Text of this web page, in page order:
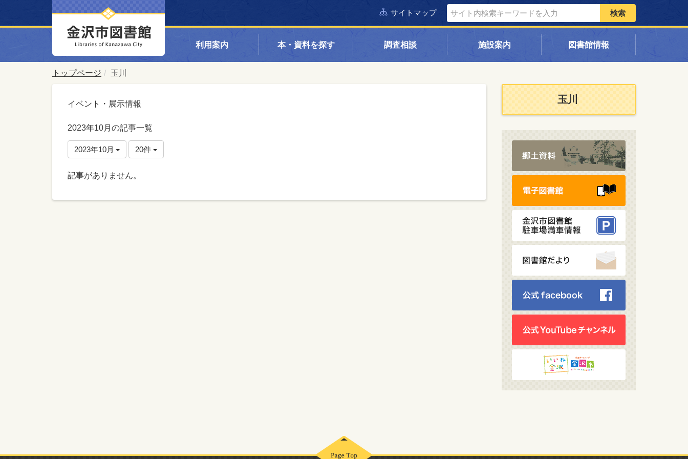
サイトマップ 検索
利用案内 本・資料を探す 調査相談 施設案内 図書館情報
トップページ 玉川
イベント・展示情報
2023年10月の記事一覧
2023年10月 20件
記事がありません。
玉川